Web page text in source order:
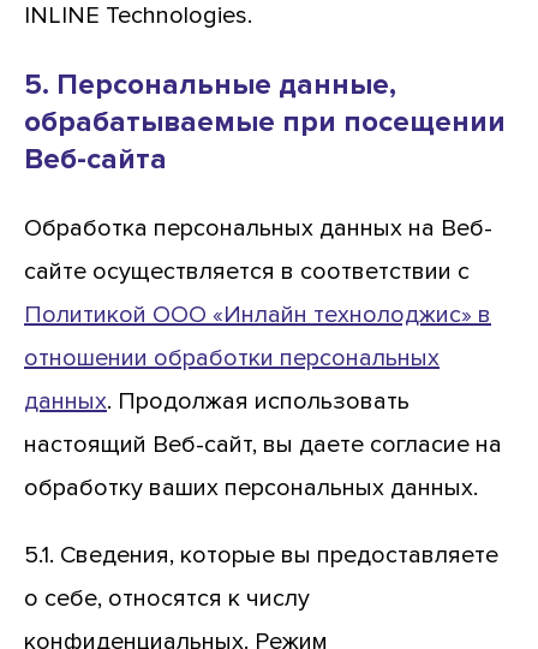
INLINE Technologies.
5. Персональные данные,
обрабатываемые при посещении
Веб-сайта
Обработка персональных данных на Веб-
сайте осуществляется в соответствии с
Политикой ООО «Инлайн технолоджис» в
отношении обработки персональных
данных. Продолжая использовать
настоящий Веб-сайт, вы даете согласие на
обработку ваших персональных данных.
5.1. Сведения, которые вы предоставляете
о себе, относятся к числу
конфиденциальных. Режим